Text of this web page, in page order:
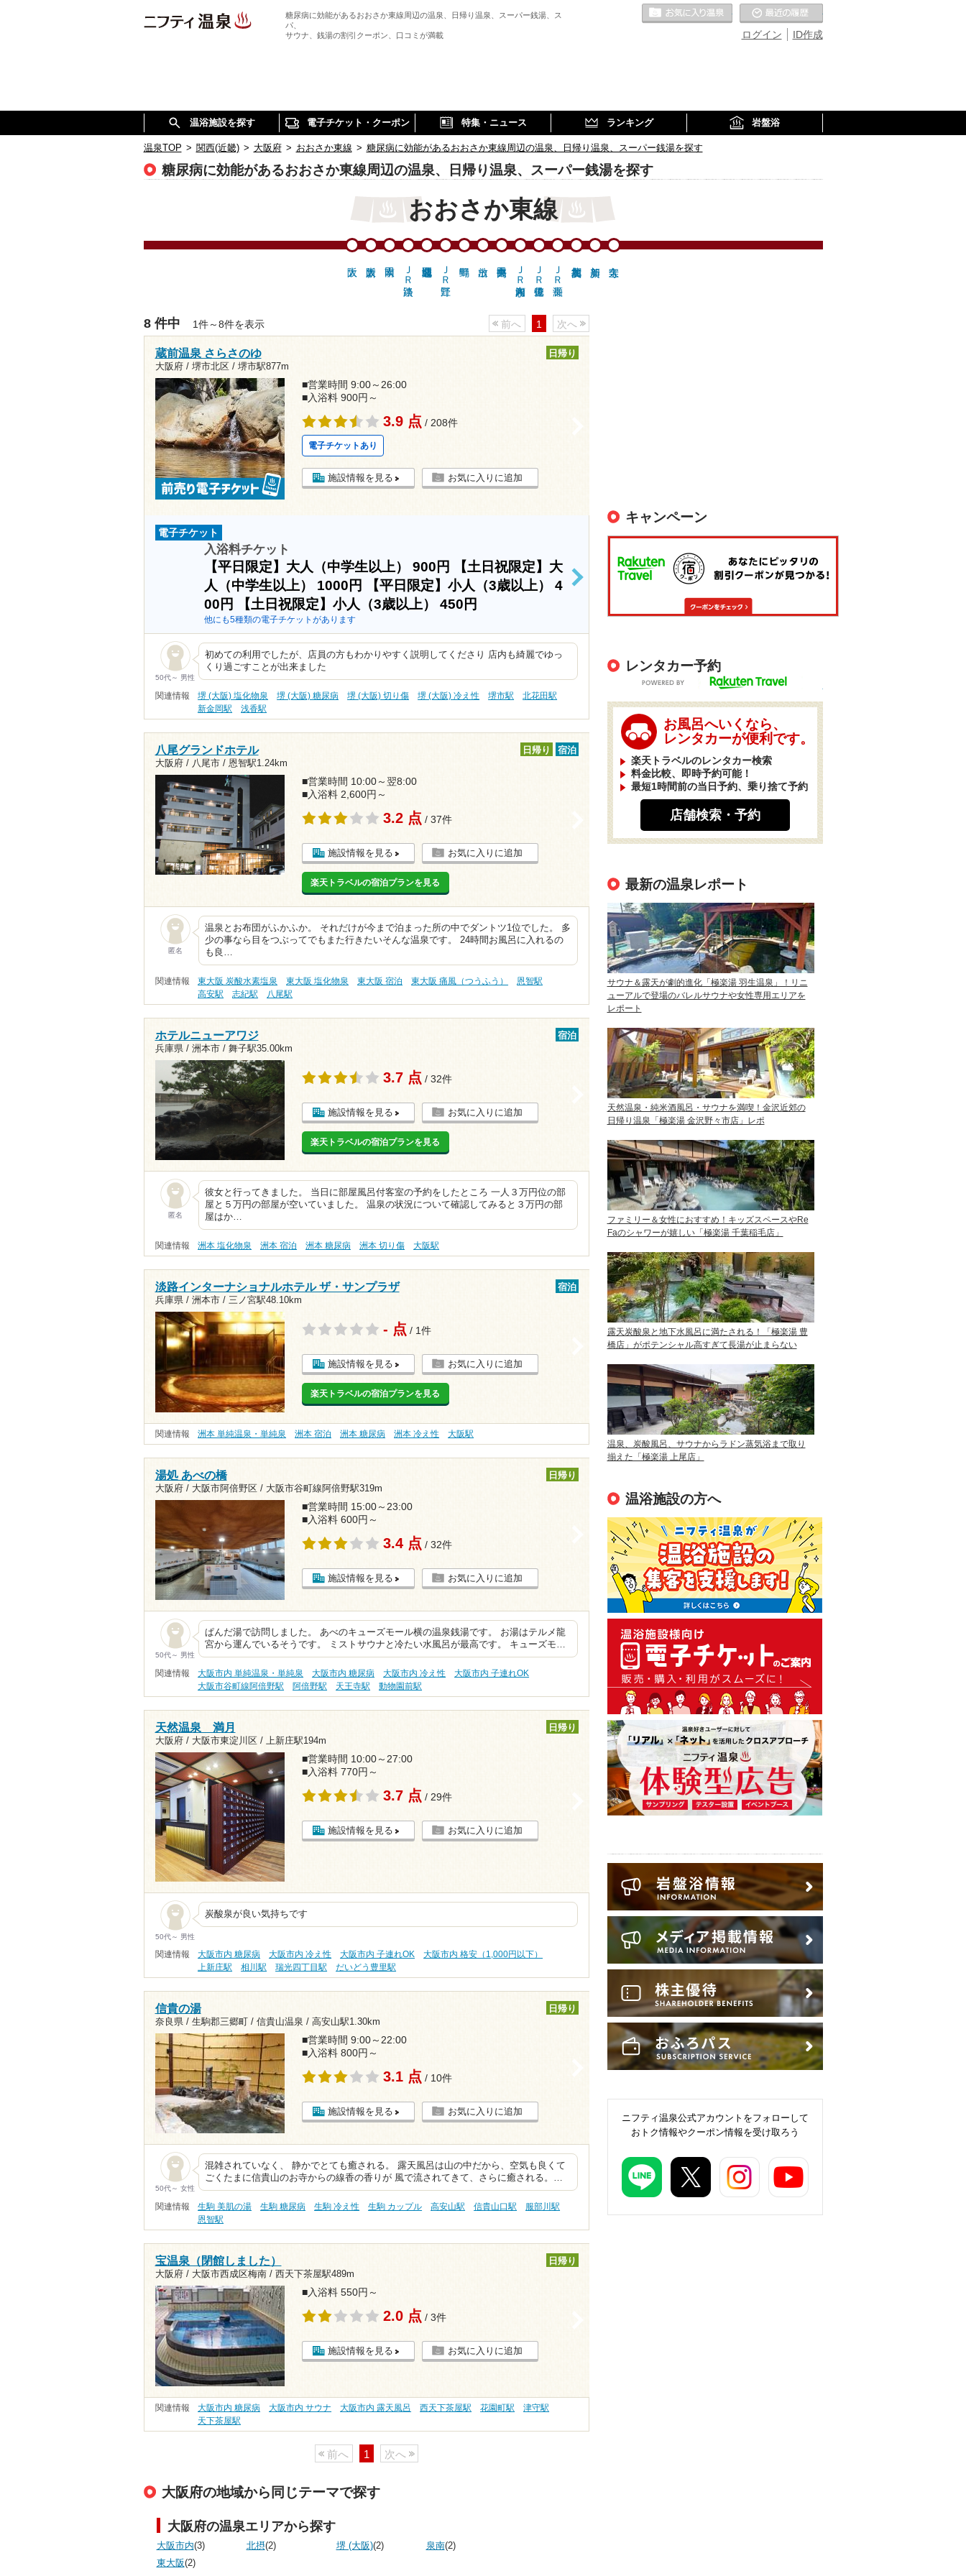
糖尿病に効能があるおおさか東線周辺の温泉、日帰り温泉、スーパー銭湯、ス
パ、
サウナ、銭湯の割引クーポン、口コミが満載
ID作成
ログイン
お気に入りの温泉
温浴施設を探す 電子チケット・クーポン 特集・ニュース ランキング 岩盤浴
温泉TOP > 関西(近畿) > 大阪府 > おおさか東線 > 糖尿病に効能があるおおさか東線周辺の温泉、日帰り温泉、スーパー銭湯を探す
糖尿病に効能があるおおさか東線周辺の温泉、日帰り温泉、スーパー銭湯を探す
おおさか東線
ＪＲ淡路 ＪＲ野江 ＪＲ河内永和 ＪＲ俊徳道 ＪＲ長瀬
8 件中 1件～8件を表示 前へ 1 次へ
蔵前温泉 さらさのゆ
大阪府 / 堺市北区 / 堺市駅877m
日帰り
■営業時間 9:00～26:00
■入浴料 900円～
3.9 点 / 208件
電子チケットあり
施設情報を見る お気に入りに追加
電子チケット
入浴料チケット
【平日限定】大人（中学生以上） 900円
【土日祝限定】大
人（中学生以上） 1000円 【平日限定】小人（3歳以上） 4
00円
【土日祝限定】小人（3歳以上） 450円
他にも5種類の電子チケットがあります
>
50代～ 男性
初めての利用でしたが、店員の方もわかりやすく説明してくださり 店内も綺麗でゆっ
くり過ごすことが出来ました
関連情報 堺 (大阪) 塩化物泉 堺 (大阪) 糖尿病 堺 (大阪) 切り傷 堺 (大阪) 冷え性 堺市駅
北花田駅
新金岡駅
浅香駅
八尾グランドホテル
大阪府 / 八尾市 / 恩智駅1.24km
日帰り 宿泊
■営業時間 10:00～翌8:00
■入浴料 2,600円～
3.2 点 / 37件
施設情報を見る お気に入りに追加
楽天トラベルの宿泊プランを見る
匿名
温泉とお布団がふかふか。 それだけが今まで泊まった所の中でダントツ1位でした。 多
少の事なら目をつぶってでもまた行きたいそんな温泉です。 24時間お風呂に入れるの
も良…
関連情報 東大阪 炭酸水素塩泉 東大阪 塩化物泉 東大阪 宿泊 東大阪 痛風（つうふう）
恩智駅
高安駅
志紀駅 八尾駅
ホテルニューアワジ
兵庫県 / 洲本市 / 舞子駅35.00km
宿泊
3.7 点 / 32件
施設情報を見る お気に入りに追加
楽天トラベルの宿泊プランを見る
匿名
彼女と行ってきました。 当日に部屋風呂付客室の予約をしたところ 一人３万円位の部
屋と５万円の部屋が空いていました。 温泉の状況について確認してみると３万円の部
屋はか…
関連情報 洲本 塩化物泉 洲本 宿泊 洲本 糖尿病 洲本 切り傷 大阪駅
淡路インターナショナルホテル ザ・サンプラザ
兵庫県 / 洲本市 / 三ノ宮駅48.10km
宿泊
- 点 / 1件
施設情報を見る お気に入りに追加
楽天トラベルの宿泊プランを見る
関連情報 洲本 単純温泉・単純泉 洲本 宿泊 洲本 糖尿病 洲本 冷え性 大阪駅
湯処 あべの橋
大阪府 / 大阪市阿倍野区 / 大阪市谷町線阿倍野駅319m
日帰り
■営業時間 15:00～23:00
■入浴料 600円～
3.4 点 / 32件
施設情報を見る お気に入りに追加
50代～ 男性
ぱんだ湯で訪問しました。 あべのキューズモール横の温泉銭湯です。 お湯はテルメ龍
宮から運んでいるそうです。 ミストサウナと冷たい水風呂が最高です。 キューズモ…
関連情報 大阪市内 単純温泉・単純泉 大阪市内 糖尿病 大阪市内 冷え性
大阪市内 子連れOK
大阪市谷町線阿倍野駅
阿倍野駅 天王寺駅 動物園前駅
天然温泉 満月
大阪府 / 大阪市東淀川区 / 上新庄駅194m
日帰り
■営業時間 10:00～27:00
■入浴料 770円～
3.7 点 / 29件
施設情報を見る お気に入りに追加
50代～ 男性
炭酸泉が良い気持ちです
関連情報 大阪市内 糖尿病 大阪市内 冷え性 大阪市内 子連れOK
大阪市内 格安（1,000円以下）
上新庄駅
相川駅 瑞光四丁目駅 だいどう豊里駅
信貴の湯
奈良県 / 生駒郡三郷町 / 信貴山温泉 / 高安山駅1.30km
日帰り
■営業時間 9:00～22:00
■入浴料 800円～
3.1 点 / 10件
施設情報を見る お気に入りに追加
50代～ 女性
混雑されていなく、 静かでとても癒される。 露天風呂は山の中だから、空気も良くて
ごくたまに信貴山のお寺からの線香の香りが 風で流されてきて、さらに癒される。…
関連情報 生駒 美肌の湯 生駒 糖尿病 生駒 冷え性 生駒 カップル 高安山駅 信貴山口駅
服部川駅
恩智駅
宝温泉（閉館しました）
大阪府 / 大阪市西成区梅南 / 西天下茶屋駅489m
日帰り
■入浴料 550円～
2.0 点 / 3件
施設情報を見る お気に入りに追加
関連情報 大阪市内 糖尿病 大阪市内 サウナ 大阪市内 露天風呂 西天下茶屋駅 花園町駅
津守駅
天下茶屋駅
前へ 1 次へ
大阪府の地域から同じテーマで探す
大阪府の温泉エリアから探す
大阪市内(3) 北摂(2) 堺 (大阪)(2) 泉南(2)
東大阪(2)
キャンペーン
レンタカー予約
お風呂へいくなら、
レンタカーが便利です。
楽天トラベルのレンタカー検索
料金比較、即時予約可能！
最短1時間前の当日予約、乗り捨て予約
店舗検索・予約
最新の温泉レポート
サウナ＆露天が劇的進化「極楽湯 羽生温泉」！リニ
ューアルで登場のバレルサウナや女性専用エリアを
レポート
天然温泉・純米酒風呂・サウナを満喫！金沢近郊の
日帰り温泉「極楽湯 金沢野々市店」レポ
ファミリー＆女性におすすめ！キッズスペースやRe
Faのシャワーが嬉しい「極楽湯 千葉稲毛店」
露天炭酸泉と地下水風呂に満たされる！「極楽湯 豊
橋店」がポテンシャル高すぎて長湯が止まらない
温泉、炭酸風呂、サウナからラドン蒸気浴まで取り
揃えた「極楽湯 上尾店」
温浴施設の方へ
ニフティ温泉を使って手軽に
ニフティ温泉公式アカウントをフォローして
おトク情報やクーポン情報を受け取ろう